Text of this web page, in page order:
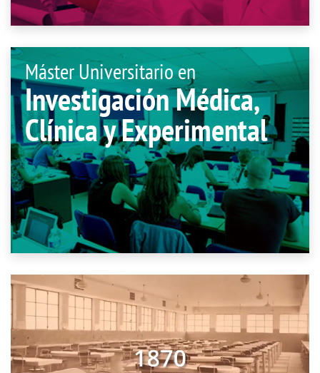
Máster Universitario en
Investigación Médica,
Clínica y Experimental